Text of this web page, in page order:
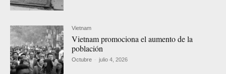
Vietnam
Vietnam promociona el aumento de la
población
Octubre - julio 4, 2026